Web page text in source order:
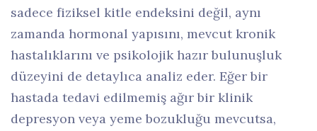
sadece fiziksel kitle endeksini değil, aynı
zamanda hormonal yapısını, mevcut kronik
hastalıklarını ve psikolojik hazır bulunuşluk
düzeyini de detaylıca analiz eder. Eğer bir
hastada tedavi edilmemiş ağır bir klinik
depresyon veya yeme bozukluğu mevcutsa,